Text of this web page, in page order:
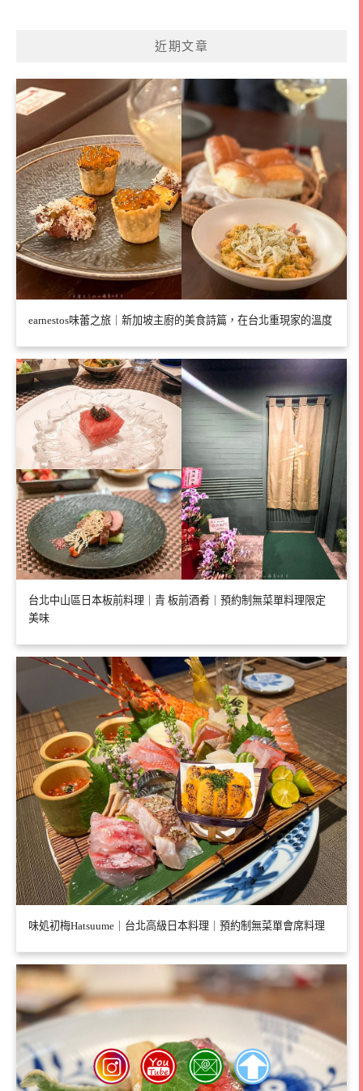
近期文章
earnestos味蕾之旅｜新加坡主廚的美食詩篇，在台北重現家的溫度
台北中山區日本板前料理｜青 板前酒肴｜預約制無菜單料理限定
美味
味処初梅Hatsuume｜台北高級日本料理｜預約制無菜單會席料理